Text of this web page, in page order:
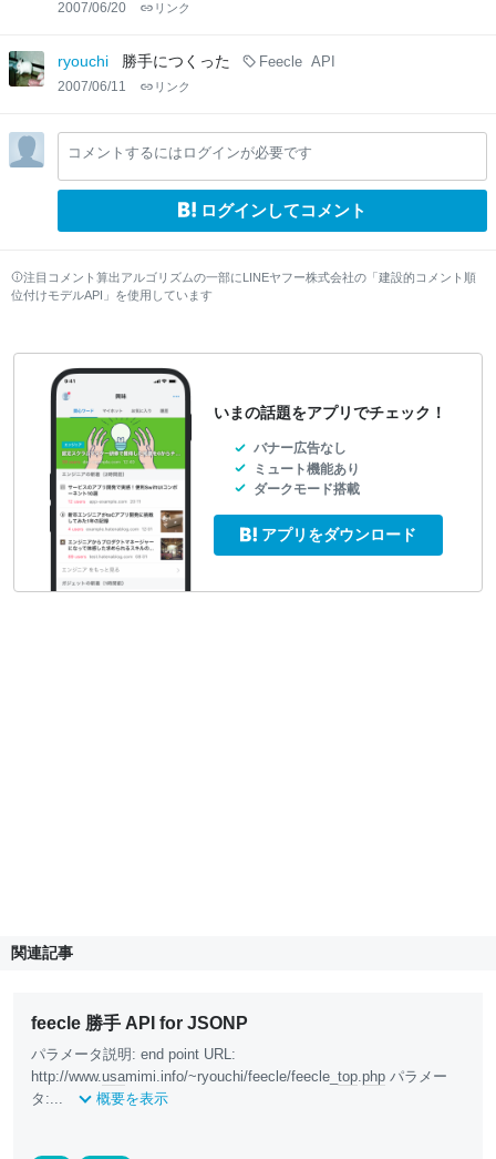
2007/06/20 リンク
ryouchi 勝手につくった Feecle API
2007/06/11 リンク
コメントするにはログインが必要です
ログインしてコメント
注目コメント算出アルゴリズムの一部にLINEヤフー株式会社の「建設的コメント順
位付けモデルAPI」を使用しています
いまの話題をアプリでチェック！
バナー広告なし
ミュート機能あり
ダークモード搭載
アプリをダウンロード
関連記事
feecle 勝手 API for JSONP
パラメータ説明: end point URL:
http://www.usamimi.info/~ryouchi/feecle/feecle_ top.php パラメー
タ:...
概要を表示